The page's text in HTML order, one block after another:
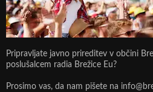
Pripravljate javno prireditev v občini
poslušalcem radia Brežice Eu?
Prosimo vas, da nam pišete na